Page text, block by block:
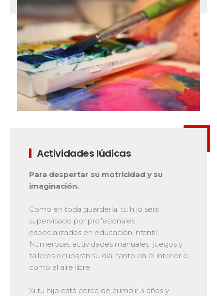
Nuestras competencias
La trayectoria esf
75 años de experiencia
La seguridad
¡Una de nuestras prioridades!
Competiciones
Presentación del Club esf
Actividades lúdicas
Para despertar su motricidad y su
imaginación.
Como en toda guardería, tu hijo será
supervisado por profesionales
especializados en educación infantil.
Numerosas actividades manuales, juegos y
talleres ocuparán su día, tanto en el interior o
como al aire libre.
Si tu hijo está cerca de cumplir 3 años y